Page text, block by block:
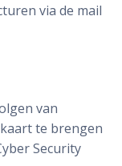
via de mail
van
te brengen
Security